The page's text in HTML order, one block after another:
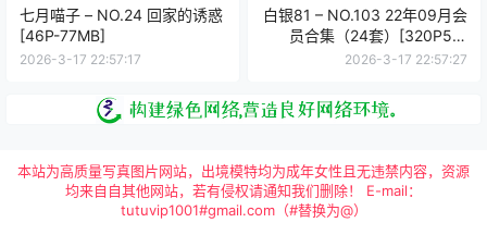
七月喵子 – NO.24 回家的诱惑
[46P-77MB]
2026-3-17 22:57:17
白银81 – NO.103 22年09月会
员合集（24套）[320P5V-
1.06GB]VIP
2026-3-17 22:57:27
本站为高质量写真图片网站，出境模特均为成年女性且无违禁内容，资源
均来自自其他网站，若有侵权请通知我们删除！ E-mail：
tutuvip1001#gmail.com（#替换为@）